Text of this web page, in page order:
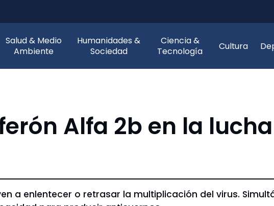
Salud & Medio
Ambiente
Humanidades &
Sociedad
Ciencia &
Tecnología
Cultura
Alfa 2b en la
a enlentecer o retrasar la multiplicación del virus.